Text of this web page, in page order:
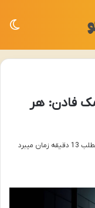
فادن: هر
میبرد